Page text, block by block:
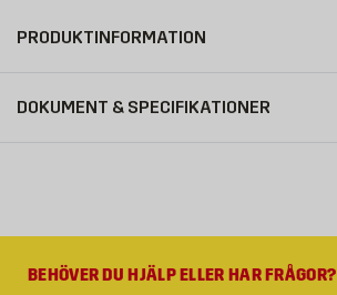
PRODUKTINFORMATION
DOKUMENT & SPECIFIKATIONER
BEHÖVER DU HJÄLP ELLER HAR FRÅGOR?